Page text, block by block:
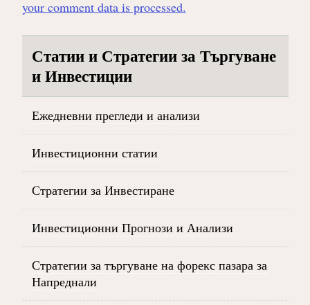
your comment data is processed.
Статии и Стратегии за Търгуване
и Инвестиции
Ежедневни прегледи и анализи
Инвестиционни статии
Стратегии за Инвестиране
Инвестиционни Прогнози и Анализи
Стратегии за търгуване на форекс пазара за
Напреднали